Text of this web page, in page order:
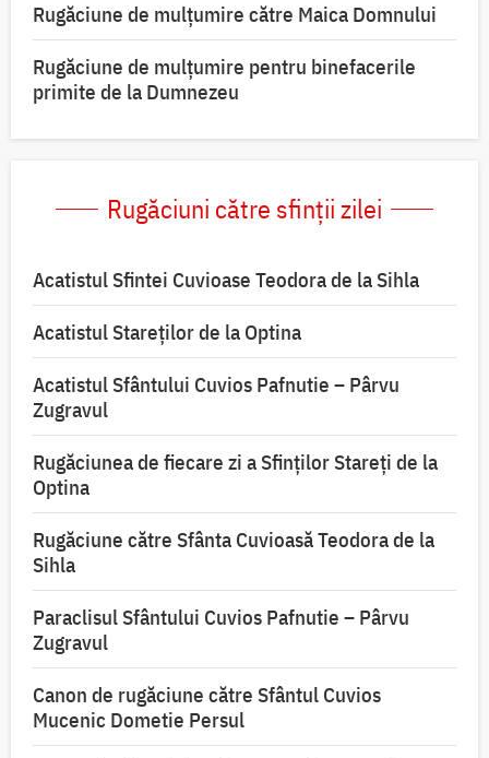
Rugăciune de mulţumire către Maica Domnului
Rugăciune de mulțumire pentru binefacerile
primite de la Dumnezeu
Rugăciuni către sfinții zilei
Acatistul Sfintei Cuvioase Teodora de la Sihla
Acatistul Stareţilor de la Optina
Acatistul Sfântului Cuvios Pafnutie – Pârvu
Zugravul
Rugăciunea de fiecare zi a Sfinților Stareți de la
Optina
Rugăciune către Sfânta Cuvioasă Teodora de la
Sihla
Paraclisul Sfântului Cuvios Pafnutie – Pârvu
Zugravul
Canon de rugăciune către Sfântul Cuvios
Mucenic Dometie Persul